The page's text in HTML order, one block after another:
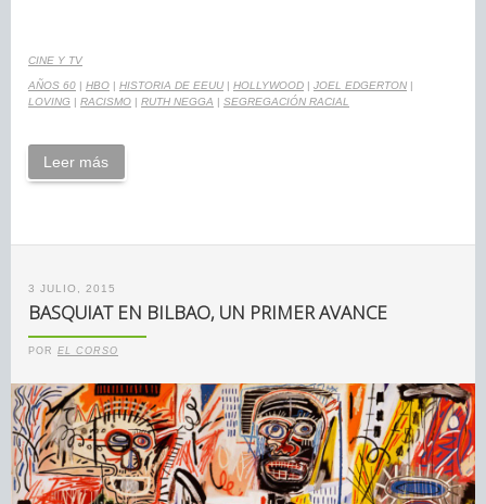
CINE Y TV
AÑOS 60 | HBO | HISTORIA DE EEUU | HOLLYWOOD | JOEL EDGERTON |
LOVING | RACISMO | RUTH NEGGA | SEGREGACIÓN RACIAL
Leer más
3 JULIO, 2015
BASQUIAT EN BILBAO, UN PRIMER AVANCE
POR EL CORSO